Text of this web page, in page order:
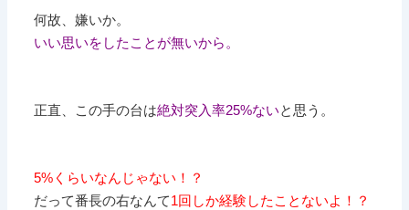
何故、嫌いか。
いい思いをしたことが無いから。
正直、この手の台は絶対突入率25%ないと思う。
5%くらいなんじゃない！？
だって番長の右なんて1回しか経験したことないよ！？